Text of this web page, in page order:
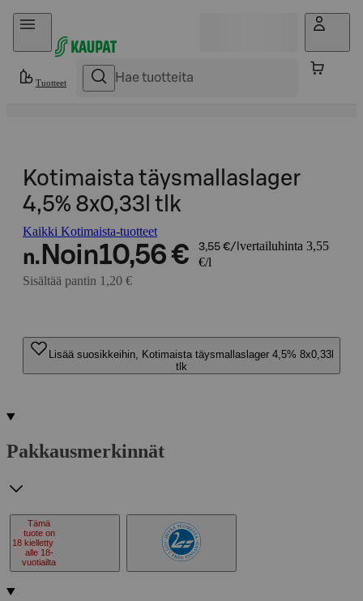
Hyppää sisältöön
Tuotteet
Kotimaista täysmallaslager
4,5% 8x0,33l tlk
Kaikki Kotimaista-tuotteet
n. Noin10,56 € 3,55 €/l vertailuhinta 3,55
€/l
Sisältää pantin 1,20 €
Lisää suosikkeihin, Kotimaista täysmallaslager 4,5% 8x0,33l
tlk
Pakkausmerkinnät
18
Tämä
tuote on
kielletty
alle 18-
vuotiailta